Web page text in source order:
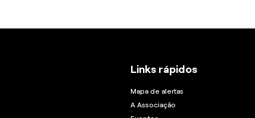
Links rápidos
Mapa de alertas
A Associação